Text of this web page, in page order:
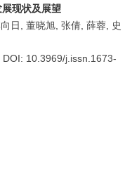
现状及展望
日, 董晓旭, 张倩, 薛蓉, 史
10.3969/j.issn.1673-